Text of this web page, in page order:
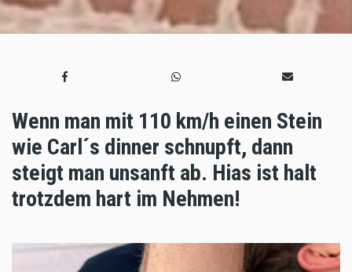
Wenn man mit 110 km/h einen Stein
wie Carl´s dinner schnupft, dann
steigt man unsanft ab. Hias ist halt
trotzdem hart im Nehmen!